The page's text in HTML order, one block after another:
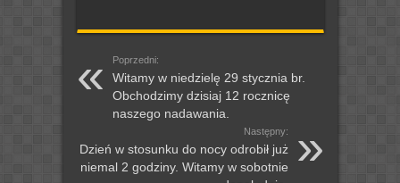
Poprzedni:
Witamy w niedzielę 29 stycznia br.
Obchodzimy dzisiaj 12 rocznicę
naszego nadawania.
Następny:
Dzień w stosunku do nocy odrobił już
niemal 2 godziny. Witamy w sobotnie